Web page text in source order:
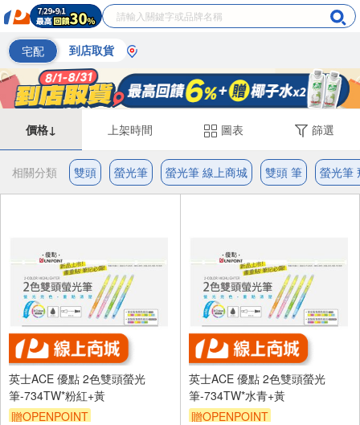
宅配 到店取貨
價格↓ 上架時間 圖表 篩選
相關分類 雙頭 螢光筆 螢光筆 線上商城 雙頭 筆 螢光筆
英士ACE 優點 2色雙頭螢光
筆-734TW*粉紅+黃
贈OPENPOINT
英士ACE 優點 2色雙頭螢光
筆-734TW*水青+黃
贈OPENPOINT